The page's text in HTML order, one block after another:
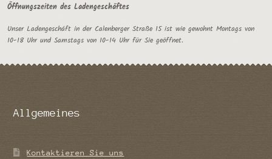
Öffnungszeiten des Ladengeschäftes
Unser Ladengeschäft in der Calenberger Straße 15 ist wie gewohnt Montags von
10-18 Uhr und Samstags von 10-14 Uhr für Sie geöffnet.
Allgemeines
Kontaktieren Sie uns